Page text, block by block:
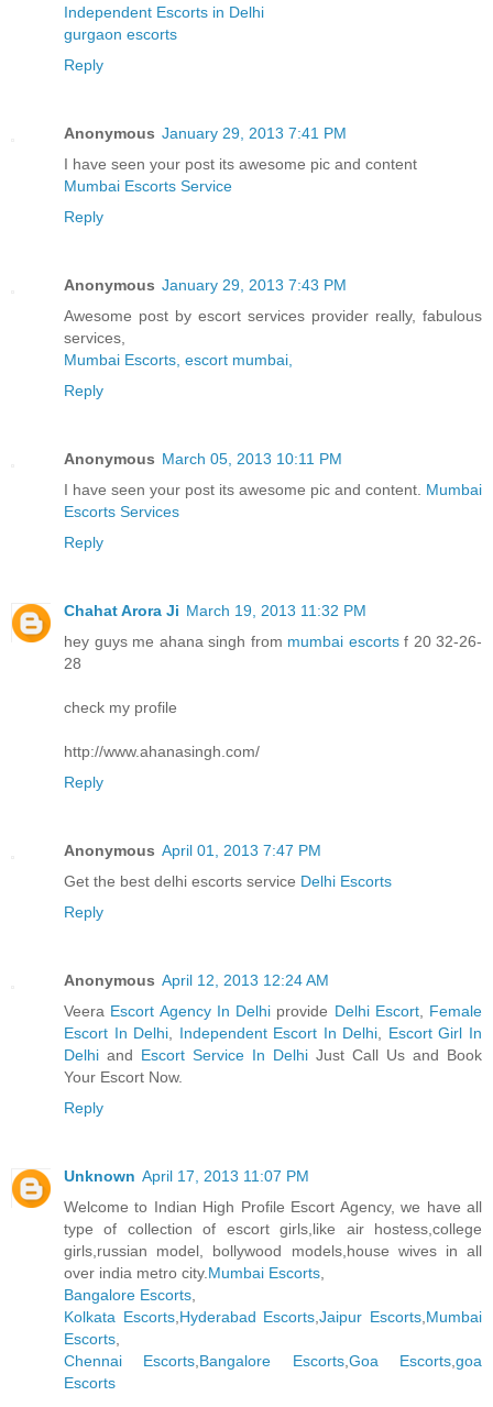
Independent Escorts in Delhi
gurgaon escorts
Reply
Anonymous January 29, 2013 7:41 PM
I have seen your post its awesome pic and content
Mumbai Escorts Service
Reply
Anonymous January 29, 2013 7:43 PM
Awesome post by escort services provider really, fabulous
services,
Mumbai Escorts, escort mumbai,
Reply
Anonymous March 05, 2013 10:11 PM
I have seen your post its awesome pic and content. Mumbai
Escorts Services
Reply
Chahat Arora Ji March 19, 2013 11:32 PM
hey guys me ahana singh from mumbai escortsf 20 32-26-
28
check my profile
http://www.ahanasingh.com/
Reply
Anonymous April 01, 2013 7:47 PM
Get the best delhi escorts service Delhi Escorts
Reply
Anonymous April 12, 2013 12:24 AM
Veera Escort Agency In Delhi provide Delhi Escort, Female
Escort In Delhi
Independent Escort In Delhi
Escort Girl In
Delhi and Escort Service In Delhi Just Call Us and Book
Your Escort Now.
Reply
Unknown April 17, 2013 11:07 PM
Welcome to Indian High Profile Escort Agency, we have all
type of collection of escort girls,like air hostess,college
girls,russian model, bollywood models,house wives in all
over india metro city. Mumbai Escorts
Bangalore Escorts
Kolkata Escorts, Hyderabad Escorts ,Jaipur Escorts Mumbai
Escorts
Chennai Escorts Bangalore Escorts, Goa Escorts ,goa
Escorts